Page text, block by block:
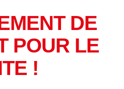
DE
POUR LE
!